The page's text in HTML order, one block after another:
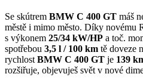
Se skútrem BMW C 400 GT máš
městě i mimo město. Díky novému
s výkonem 25/34 kW/HP a toč.
spotřebou 3,5 l / 100 km tě doveze
rychlost BMW C 400 GT je 139
rozšiřuje, objevuješ svět v nové